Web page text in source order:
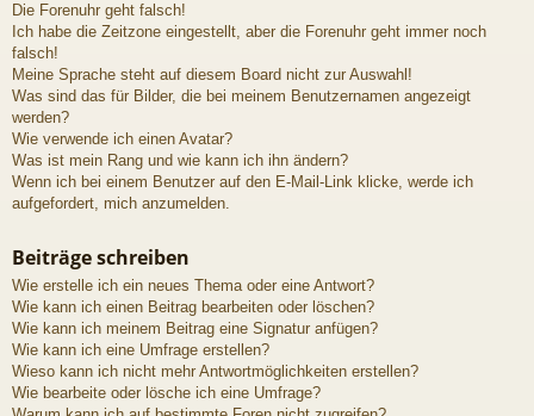
Die Forenuhr geht falsch!
Ich habe die Zeitzone eingestellt, aber die Forenuhr geht immer noch
falsch!
Meine Sprache steht auf diesem Board nicht zur Auswahl!
Was sind das für Bilder, die bei meinem Benutzernamen angezeigt
werden?
Wie verwende ich einen Avatar?
Was ist mein Rang und wie kann ich ihn ändern?
Wenn ich bei einem Benutzer auf den E-Mail-Link klicke, werde ich
aufgefordert, mich anzumelden.
Beiträge schreiben
Wie erstelle ich ein neues Thema oder eine Antwort?
Wie kann ich einen Beitrag bearbeiten oder löschen?
Wie kann ich meinem Beitrag eine Signatur anfügen?
Wie kann ich eine Umfrage erstellen?
Wieso kann ich nicht mehr Antwortmöglichkeiten erstellen?
Wie bearbeite oder lösche ich eine Umfrage?